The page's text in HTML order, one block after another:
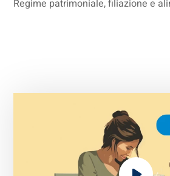
Regime patrimoniale, filiazione e